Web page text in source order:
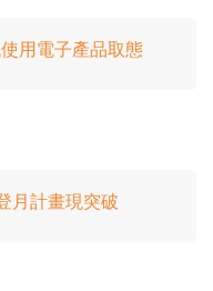
用電子產品取態
月計畫現突破